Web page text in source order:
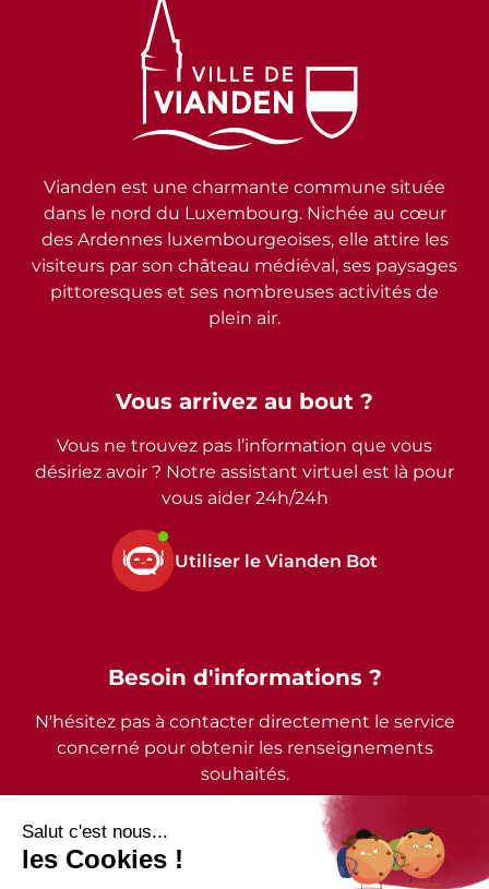
Vous arrivez au bout ?
Vous ne trouvez pas l’information que vous
désiriez avoir ? Notre assistant virtuel est là pour
vous aider 24h/24h
Utiliser le Vianden Bot
Vianden est une charmante commune située
dans le nord du Luxembourg. Nichée au cœur
des Ardennes luxembourgeoises, elle attire les
visiteurs par son château médiéval, ses paysages
pittoresques et ses nombreuses activités de
plein air.
Besoin d'informations ?
N'hésitez pas à contacter directement le service
concerné pour obtenir les renseignements
souhaités.
2026 - © Commune de Vianden - Tous droits réservés